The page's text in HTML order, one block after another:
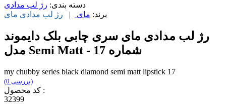
دسته بندی: رژ لب مدادی
برند: مای | رژ لب مدادی مای
رژ لب مدادی مای سری چابی بلک دایموند
مدل Semi Matt - شماره 17
my chubby series black diamond semi matt lipstick 17
(0 بررسی)
کد محصول :
32399